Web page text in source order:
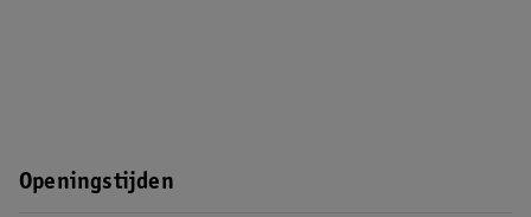
Openingstijden